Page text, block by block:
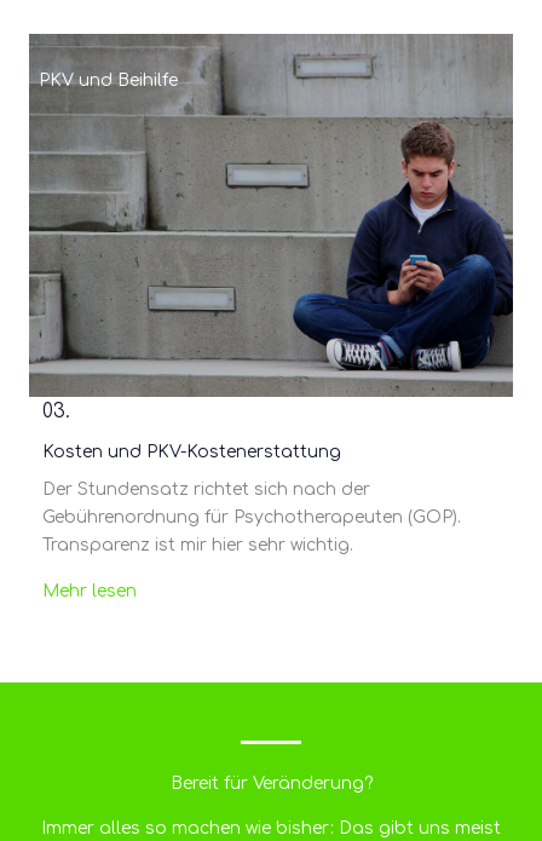
PKV und Beihilfe
03.
Kosten und PKV-Kostenerstattung
Der Stundensatz richtet sich nach der
Gebührenordnung für Psychotherapeuten (GOP).
Transparenz ist mir hier sehr wichtig.
Mehr lesen
Bereit für Veränderung?
Immer alles so machen wie bisher: Das gibt uns meist